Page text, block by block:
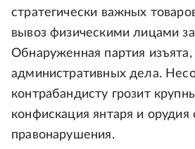
стратегически важных
вывоз физическими лицами
Обнаруженная партия
административных дела.
контрабандисту грозит
конфискация янтаря и
правонарушения.